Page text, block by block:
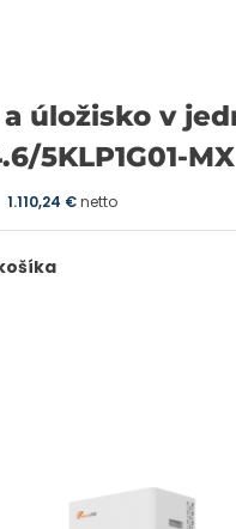
úložisko v
5KLP1G01-MX
1.110,24 €netto